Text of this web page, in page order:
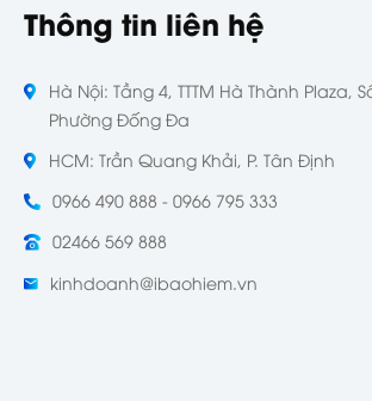
Thông tin liên hệ
Hà Nội: Tầng 4, TTTM Hà Thành Plaza,
Phường Đống Đa
HCM: Trần Quang Khải, P. Tân Định
0966 490 888 - 0966 795 333
02466 569 888
kinhdoanh@ibaohiem.vn